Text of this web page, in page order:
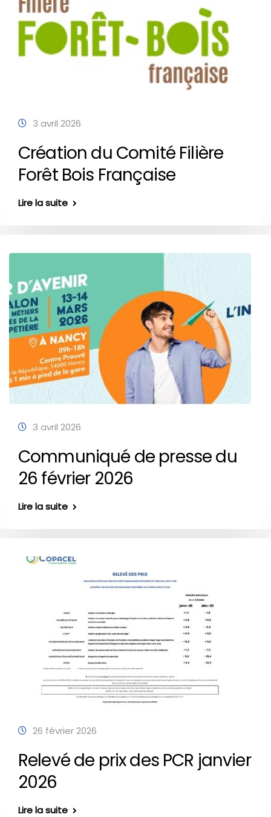
3 avril 2026
Création du Comité Filière
Forêt Bois Française
Lire la suite
3 avril 2026
Communiqué de presse du
26 février 2026
Lire la suite
26 février 2026
Relevé de prix des PCR janvier
2026
Lire la suite